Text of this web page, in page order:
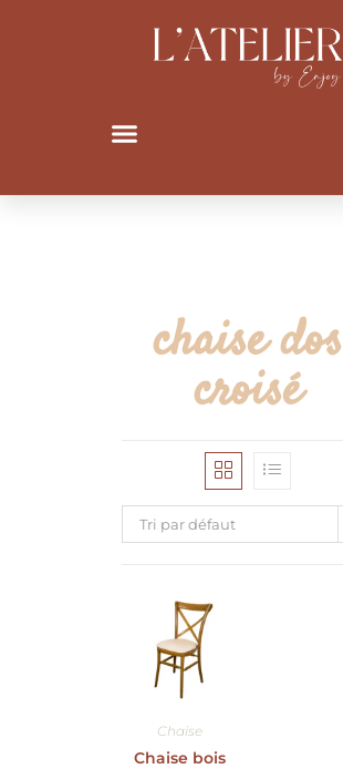
chaise dos
croisé
Tri par défaut
Chaise
Chaise bois